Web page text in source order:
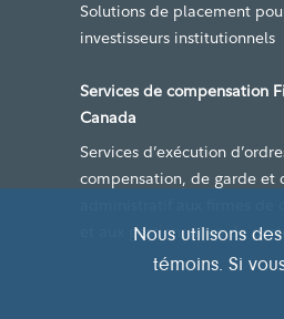
Solutions de placement
investisseurs institutionnels
Services de compensation
Canada
Services d’exécution
compensation, de garde et
et aux gestionnaires de
Nous utilisons
témoins. Si